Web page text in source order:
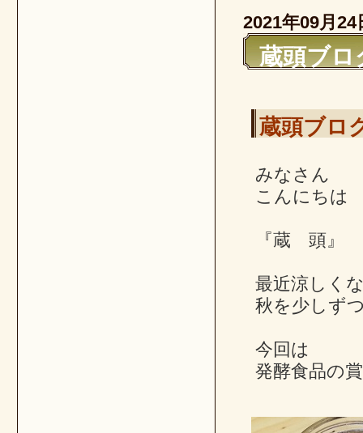
2021年09月24
蔵頭ブロ
蔵頭ブロ
みなさん
こんにちは
『蔵 頭』
最近涼しく
秋を少しず
今回は
発酵食品の